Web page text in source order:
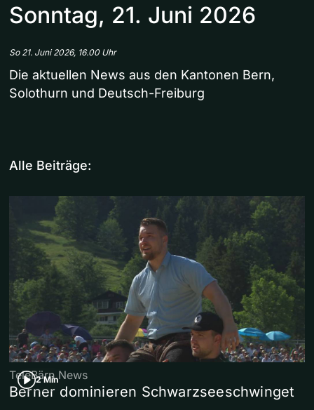
Sonntag, 21. Juni 2026
So 21. Juni 2026, 16.00 Uhr
Die aktuellen News aus den Kantonen Bern,
Solothurn und Deutsch-Freiburg
Alle Beiträge:
2 Min
TeleBärn News
Berner dominieren Schwarzseeschwinget